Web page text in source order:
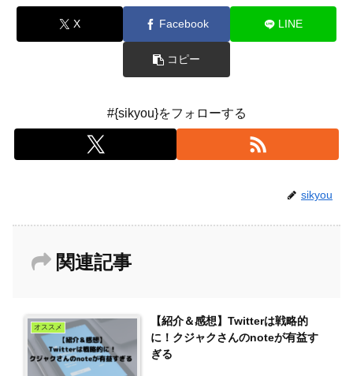
X Facebook LINE
コピー
#{sikyou}をフォローする
sikyou
関連記事
オススメ
【紹介＆感想】Twitterは戦略的
に！クジャクさんのnoteが有益す
ぎる